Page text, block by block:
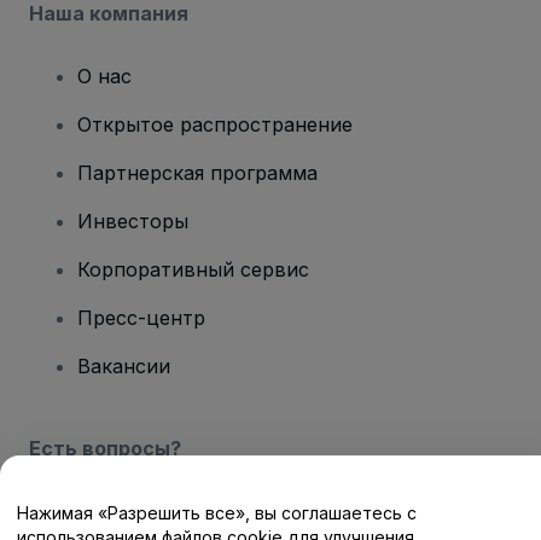
Наша компания
О нас
Открытое распространение
Партнерская программа
Инвесторы
Корпоративный сервис
Пресс-центр
Вакансии
Есть вопросы?
Центр помощи / Свяжитесь с нами
Нажимая «Разрешить все», вы соглашаетесь с